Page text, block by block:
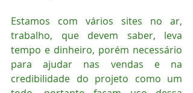
Estamos com vários sites no ar,
trabalho, que devem saber, leva
tempo e dinheiro, porém necessário
para ajudar nas vendas e na
credibilidade do projeto como um